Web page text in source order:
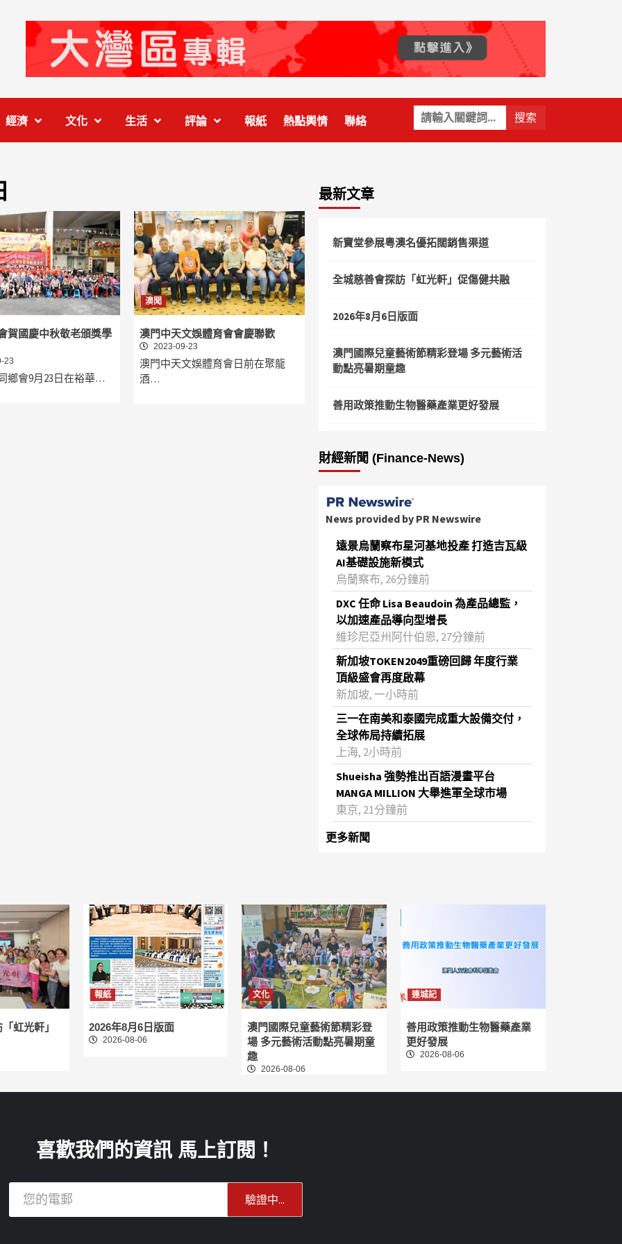
關
鍵
字:
經濟 文化 生活 評論 報紙 熱點輿情 聯絡
賀國慶中秋敬老頒獎學
23
鄉會9月23日在裕華…
澳聞
澳門中天文娛體育會會慶聯歡
2023-09-23
澳門中天文娛體育會日前在聚龍
酒…
最新文章
新寶堂參展粵澳名優拓闊銷售渠道
全城慈善會探訪「虹光軒」促傷健共融
2026年8月6日版面
澳門國際兒童藝術節精彩登場 多元藝術活
動點亮暑期童趣
善用政策推動生物醫藥產業更好發展
財經新聞 (Finance-News)
News provided by PR Newswire
遠景烏蘭察布星河基地投產 打造吉瓦級
AI基礎設施新模式
烏蘭察布, 26分鐘前
DXC 任命 Lisa Beaudoin 為產品總監，
以加速產品導向型增長
維珍尼亞州阿什伯恩, 27分鐘前
新加坡TOKEN2049重磅回歸 年度行業
頂級盛會再度啟幕
新加坡, 一小時前
三一在南美和泰國完成重大設備交付，
全球佈局持續拓展
上海, 2小時前
Shueisha 強勢推出百語漫畫平台
MANGA MILLION 大舉進軍全球市場
東京, 21分鐘前
更多新聞
虹光軒」
報紙
2026年8月6日版面
2026-08-06
文化
澳門國際兒童藝術節精彩登
場 多元藝術活動點亮暑期童
趣
2026-08-06
連城記
善用政策推動生物醫藥產業
更好發展
2026-08-06
喜歡我們的資訊 馬上訂閱！